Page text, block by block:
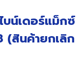
น์เดอร์แม็กซ์
สินค้ายกเลิก